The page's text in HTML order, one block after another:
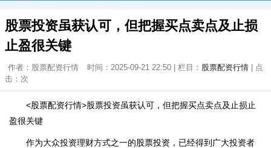
股票投资虽获认可，但把握买点卖点及止损
止盈很关键
作者：股票配资行情 时间：2025-09-21 22:50 | 栏目： 股票配资行情 | 点
击： 次
<股票配资行情>股票投资虽获认可，但把握买点卖点及止损止
盈很关键
作为大众投资理财方式之一的股票投资，已经得到广大投资者